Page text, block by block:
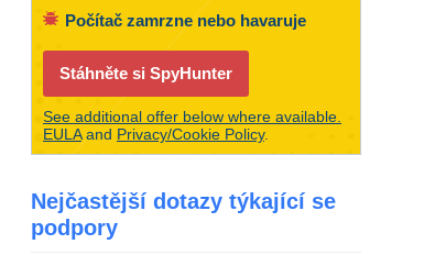
Počítač zamrzne nebo havaruje
Stáhněte si SpyHunter
See additional offer below where available.
EULAand Privacy/Cookie Policy.
Nejčastější dotazy týkající se
podpory